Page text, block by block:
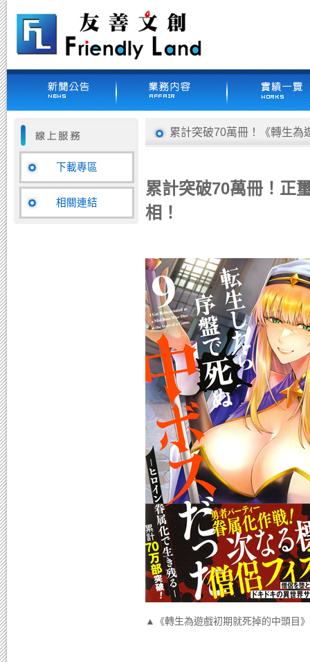
下載專區
相關連結
累計突破70萬冊！《轉生為
累計突破70萬冊！正
相！
▲《轉生為遊戲初期就死掉的中頭目